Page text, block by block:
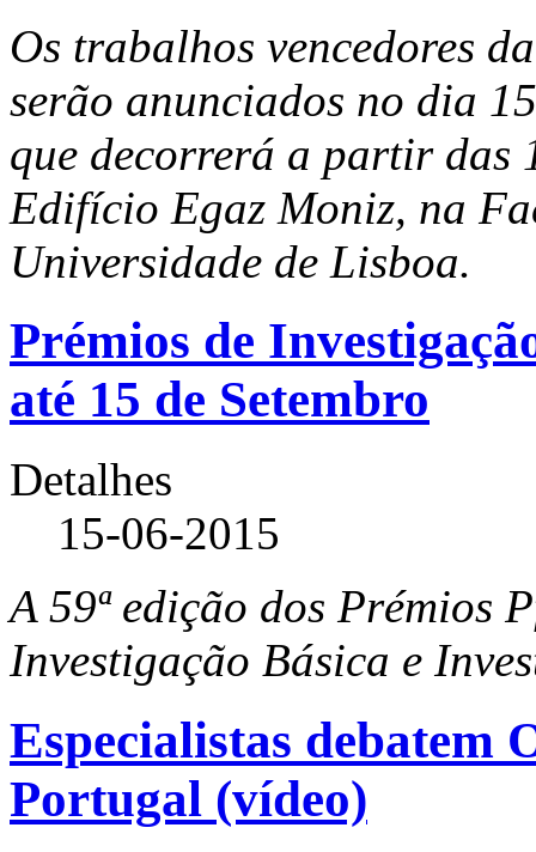
Os trabalhos vencedores
serão anunciados no dia
que decorrerá a partir das
Edifício Egaz Moniz, na
Universidade de Lisboa.
Prémios de
até 15 de Setembro
Detalhes
15-06-2015
A 59ª edição dos Prémios
Investigação Básica e
Especialistas debatem
Portugal (vídeo)